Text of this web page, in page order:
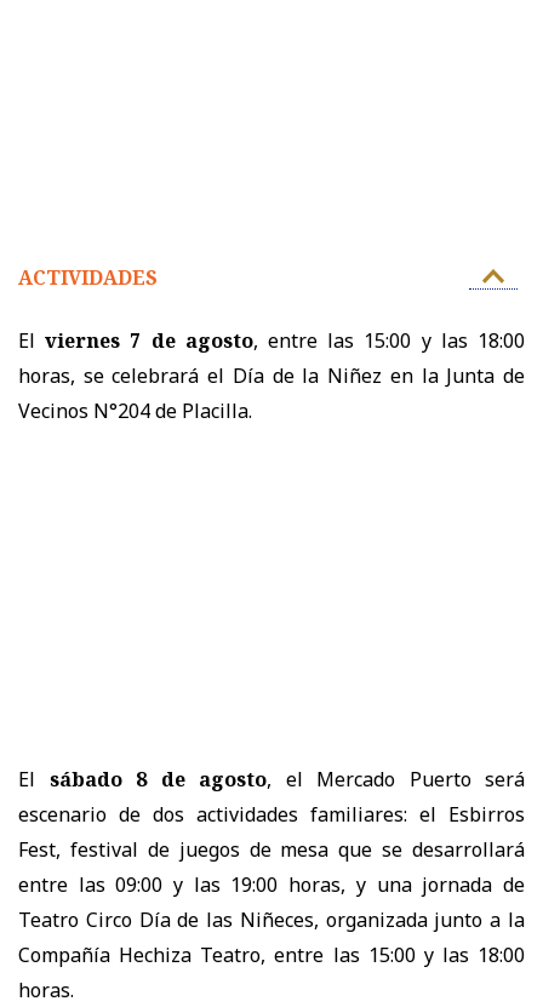
ACTIVIDADES
El viernes 7 de agosto, entre las 15:00 y las 18:00
horas, se celebrará el Día de la Niñez en la Junta de
Vecinos N°204 de Placilla.
El sábado 8 de agosto, el Mercado Puerto será
escenario de dos actividades familiares: el Esbirros
Fest, festival de juegos de mesa que se desarrollará
entre las 09:00 y las 19:00 horas, y una jornada de
Teatro Circo Día de las Niñeces, organizada junto a la
Compañía Hechiza Teatro, entre las 15:00 y las 18:00
horas.